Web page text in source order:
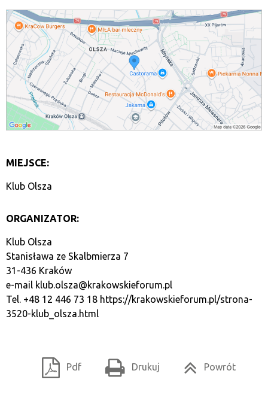
MIEJSCE:
Klub Olsza
ORGANIZATOR:
Klub Olsza
Stanisława ze Skalbmierza 7
31-436 Kraków
e-mail klub.olsza@krakowskieforum.pl
Tel. +48 12 446 73 18 https://krakowskieforum.pl/strona-
3520-klub_olsza.html
Pdf Drukuj Powrót